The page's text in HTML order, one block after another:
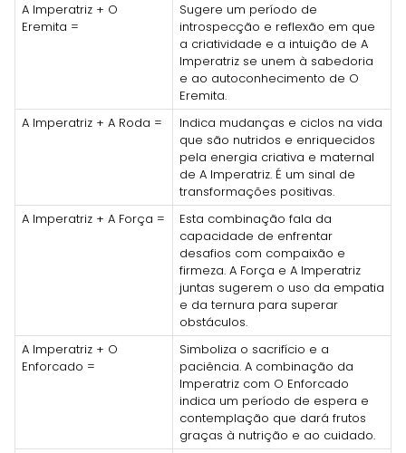
A Imperatriz + O
Eremita =
Sugere um período de
introspecção e reflexão em que
a criatividade e a intuição de A
Imperatriz se unem à sabedoria
e ao autoconhecimento de O
Eremita.
A Imperatriz + A Roda =
Indica mudanças e ciclos na vida
que são nutridos e enriquecidos
pela energia criativa e maternal
de A Imperatriz. É um sinal de
transformações positivas.
A Imperatriz + A Força =
Esta combinação fala da
capacidade de enfrentar
desafios com compaixão e
firmeza. A Força e A Imperatriz
juntas sugerem o uso da empatia
e da ternura para superar
obstáculos.
A Imperatriz + O
Enforcado =
Simboliza o sacrifício e a
paciência. A combinação da
Imperatriz com O Enforcado
indica um período de espera e
contemplação que dará frutos
graças à nutrição e ao cuidado.